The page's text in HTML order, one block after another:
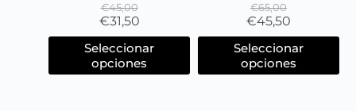
€45,00
€31,50
Seleccionar
opciones
€65,00
€45,50
Seleccionar
opciones